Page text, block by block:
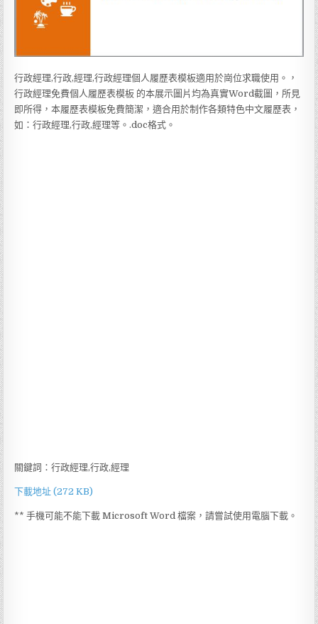
行政經理,行政,經理,行政經理個人履歷表模板適用於崗位求職使用。，
行政經理免費個人履歷表模板 的本展示圖片均為真實Word截圖，所見
即所得，本履歷表模板免費簡潔，適合用於制作各類特色中文履歷表，
如：行政經理,行政,經理等。.doc格式。
關鍵詞：行政經理,行政,經理
下載地址 (272 KB)
** 手機可能不能下載 Microsoft Word 檔案，請嘗試使用電腦下載。